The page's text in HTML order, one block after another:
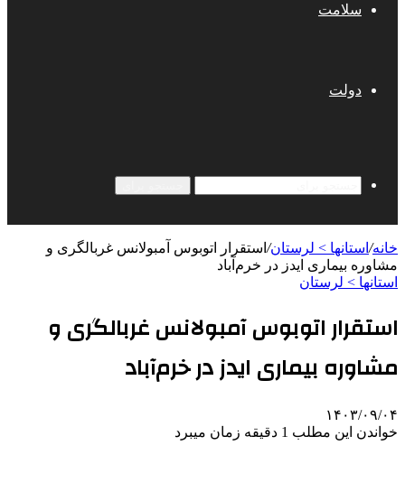
سلامت
دولت
خانه/ استانها > لرستان/ استقرار اتوبوس آمبولانس غربالگری و
مشاوره بیماری ایدز در خرم‌آباد
استانها > لرستان
استقرار اتوبوس آمبولانس غربالگری و
مشاوره بیماری ایدز در خرم‌آباد
۱۴۰۳/۰۹/۰۴
خواندن این مطلب 1 دقیقه زمان میبرد